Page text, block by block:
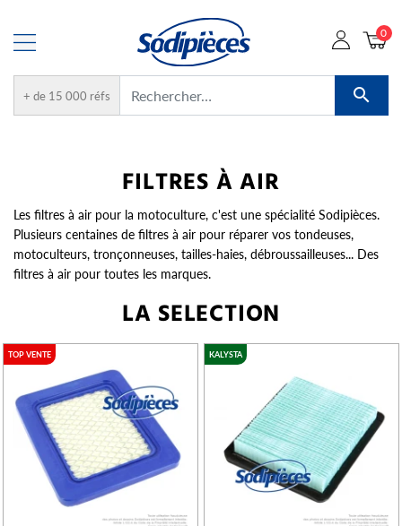
+ de 15 000 réfs 
0
FILTRES À AIR
Les filtres à air pour la motoculture, c'est une spécialité Sodipièces.
Plusieurs centaines de filtres à air pour réparer vos tondeuses,
motoculteurs, tronçonneuses, tailles-haies, débroussailleuses... Des
filtres à air pour toutes les marques.
LA SELECTION
TOP VENTE KALYSTA